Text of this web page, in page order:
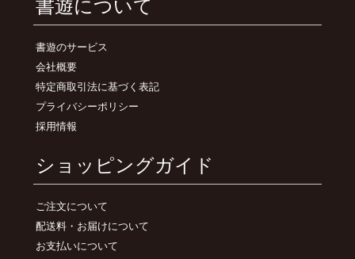
書遊について
書遊のサービス
会社概要
特定商取引法に基づく表記
プライバシーポリシー
採用情報
ショッピングガイド
ご注文について
配送料・お届けについて
お支払いについて